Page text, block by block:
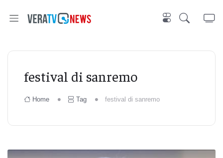
festival di sanremo
Home Tag festival di sanremo